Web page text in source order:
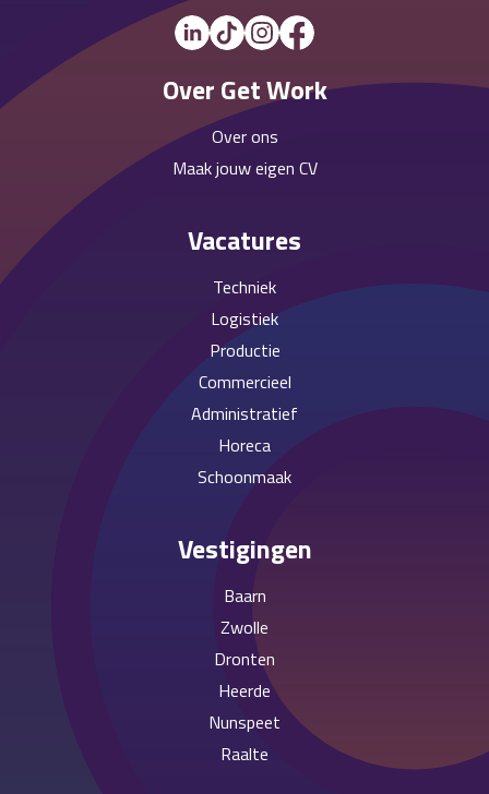
Over Get Work
Over ons
Maak jouw eigen CV
Vacatures
Techniek
Logistiek
Productie
Commercieel
Administratief
Horeca
Schoonmaak
Vestigingen
Baarn
Zwolle
Dronten
Heerde
Nunspeet
Raalte